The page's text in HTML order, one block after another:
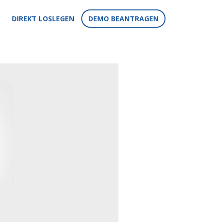
DIREKT LOSLEGEN DEMO BEANTRAGEN